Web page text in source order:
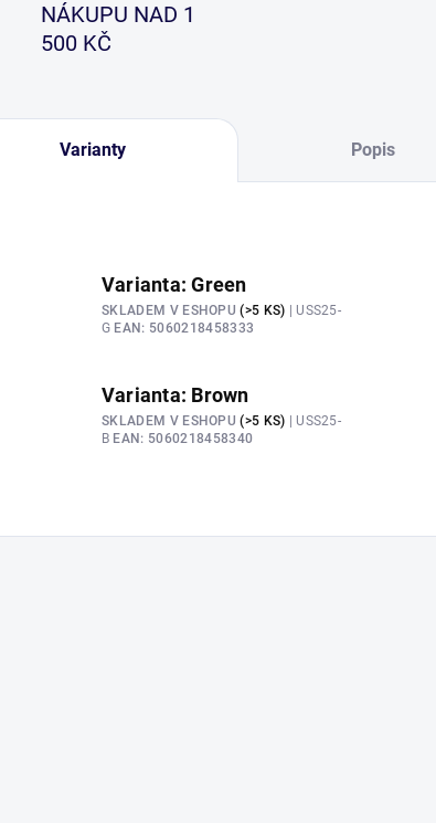
NÁKUPU NAD 1
500 KČ
Varianty Popis
Varianta: Green
SKLADEM V ESHOPU(>5 KS) | USS25-
G EAN: 5060218458333
Varianta: Brown
SKLADEM V ESHOPU(>5 KS) | USS25-
B EAN: 5060218458340